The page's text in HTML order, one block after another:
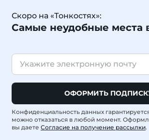
Скоро на «Тонкостях»:
Самые неудобные места
ОФОРМИТЬ
Конфиденциальность данных
можно отказаться в любой момент.
вы даете Согласие на получение рассылки.